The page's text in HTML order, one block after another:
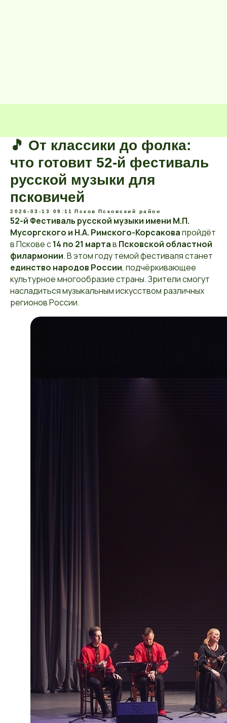
🎵 От классики до фолка:
что готовит 52-й фестиваль
русской музыки для
псковичей
2026-03-13 09:11 Псков Псковский район
52-й Фестиваль русской музыки имени М.П.
Мусоргского и Н.А. Римского-Корсаковапройдёт
в Пскове с14 по 21 мартав Псковской областной
филармонии. В этом году темой фестиваля станет
единство народов России, подчёркивающее
культурное многообразие страны. Зрители смогут
насладиться музыкальным искусством различных
регионов России.